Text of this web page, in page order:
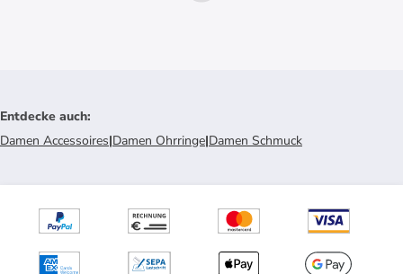
Entdecke auch:
Damen Accessoires|Damen Ohrringe|Damen Schmuck